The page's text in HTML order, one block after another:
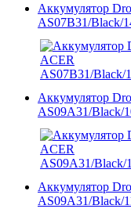
Аккумулятор
AS07B31/Black/
Аккумулятор
AS09A31/Black/
Аккумулятор
AS09A31/Black/